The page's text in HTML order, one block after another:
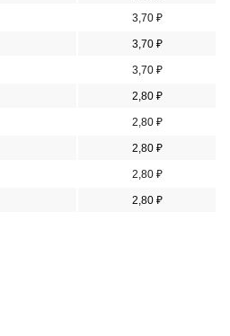
3,70 ₽
3,70 ₽
3,70 ₽
2,80 ₽
2,80 ₽
2,80 ₽
2,80 ₽
2,80 ₽